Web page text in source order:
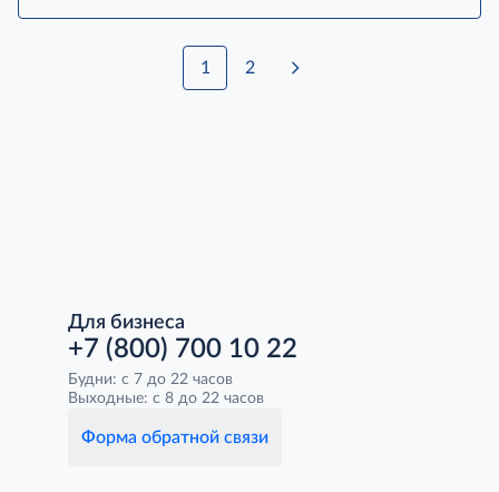
1 2
Для бизнеса
+7 (800) 700 10 22
Будни: с 7 до 22 часов
Выходные: с 8 до 22 часов
Форма обратной связи